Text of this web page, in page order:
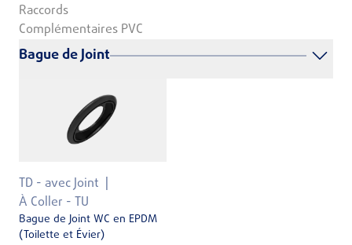
Raccords
Complémentaires PVC
Bague de Joint
TD - avec Joint
À Coller - TU
Bague de Joint WC en EPDM
(Toilette et Évier)